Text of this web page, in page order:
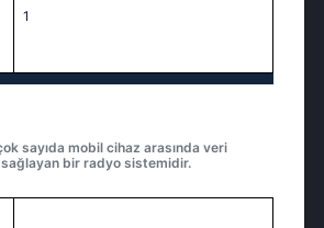
1
sayıda mobil cihaz arasında veri
bir radyo sistemidir.